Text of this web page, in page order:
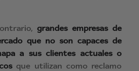
grandes empresas de
que no son capaces de
a sus clientes actuales o
que utilizan como reclamo